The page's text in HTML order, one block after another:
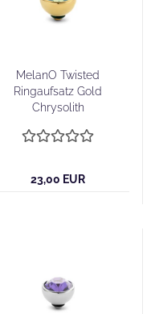
MelanO Twisted
Ringaufsatz Gold
Chrysolith
23,00 EUR